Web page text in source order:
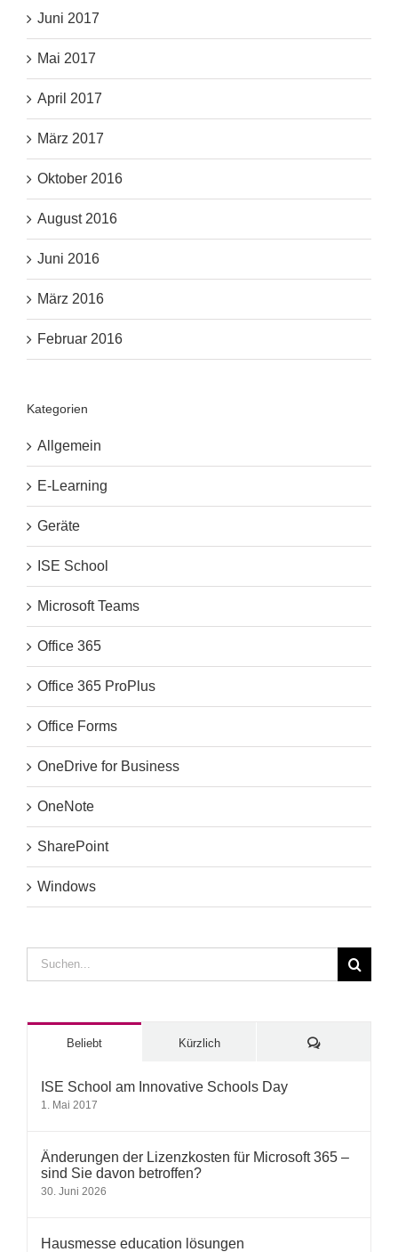
Juni 2017
Mai 2017
April 2017
März 2017
Oktober 2016
August 2016
Juni 2016
März 2016
Februar 2016
Kategorien
Allgemein
E-Learning
Geräte
ISE School
Microsoft Teams
Office 365
Office 365 ProPlus
Office Forms
OneDrive for Business
OneNote
SharePoint
Windows
Suche
nach:
Beliebt Kürzlich Kommentare
ISE School am Innovative Schools Day
1. Mai 2017
Änderungen der Lizenzkosten für Microsoft 365 –
sind Sie davon betroffen?
30. Juni 2026
Hausmesse education lösungen